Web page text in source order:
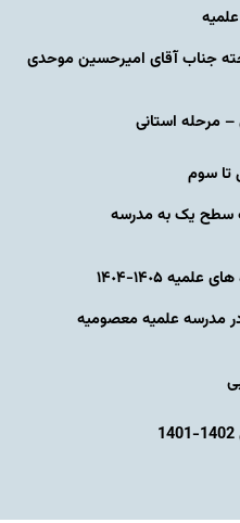
جناب آقای امیرحسین موحدی
– مرحله استانی
تا سوم
سطح یک به مدرسه
١۴٠۵-١۴٠۴
مدرسه علمیه معصومیه